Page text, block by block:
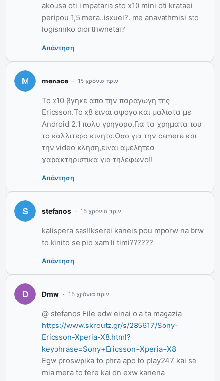
akousa oti i mpataria sto x10 mini oti krataei
peripou 1,5 mera..isxuei?. me anavathmisi sto
logismiko diorthwnetai?
Απάντηση
menace 15 χρόνια πριν
Το x10 βγηκε απο την παραγωγη της
Ericsson.Το x8 ειναι αψογο και μαλιστα με
Android 2.1 πολυ γρηγορο.Για τα χρηματα του
το καλλιτερο κινητο.Οσο για την camera και
την video κληση,ειναι αμελητεα
χαρακτηριστικα για τηλεφωνο!!
Απάντηση
stefanos 15 χρόνια πριν
kalispera sas!!kserei kaneis pou mporw na brw
to kinito se pio xamili timi??????
Απάντηση
Dmw 15 χρόνια πριν
@ stefanos File edw einai ola ta magazia
https://www.skroutz.gr/s/285617/Sony-
Ericsson-Xperia-X8.html?
keyphrase=Sony+Ericsson+Xperia+X8
Egw proswpika to phra apo to play247 kai se
mia mera to fere kai dn exw kanena